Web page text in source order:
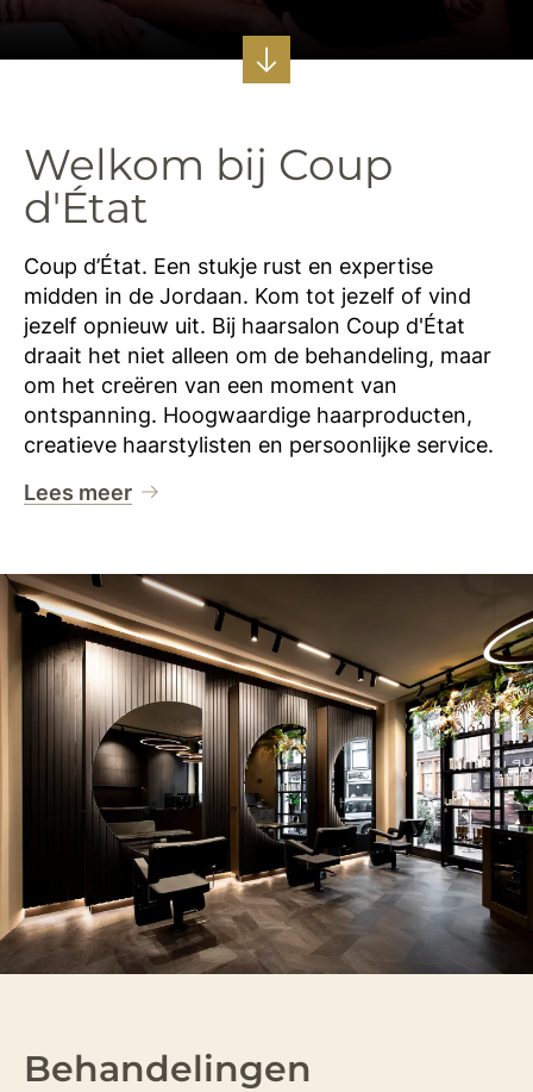
Welkom bij Coup
d'État
Coup d’État. Een stukje rust en expertise
midden in de Jordaan. Kom tot jezelf of vind
jezelf opnieuw uit. Bij haarsalon Coup d'État
draait het niet alleen om de behandeling, maar
om het creëren van een moment van
ontspanning. Hoogwaardige haarproducten,
creatieve haarstylisten en persoonlijke service.
Lees meer
Behandelingen